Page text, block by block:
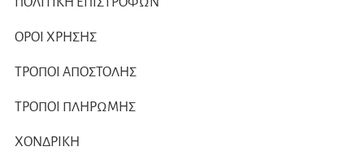
ΟΡΟΙ ΧΡΗΣΗΣ
ΤΡΟΠΟΙ ΑΠΟΣΤΟΛΗΣ
ΤΡΟΠΟΙ ΠΛΗΡΩΜΗΣ
ΧΟΝΔΡΙΚΗ